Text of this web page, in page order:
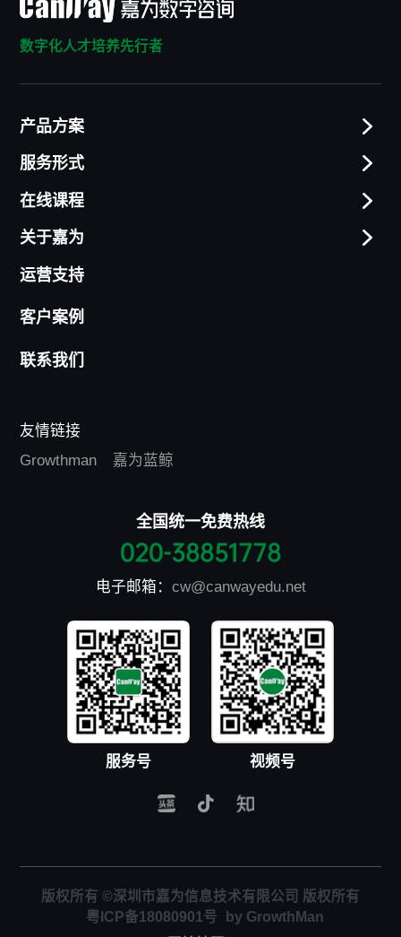
数字化人才培养先行者
产品方案
服务形式
在线课程
关于嘉为
运营支持
客户案例
联系我们
友情链接
Growthman
嘉为蓝鲸
全国统一免费热线
020-38851778
电子邮箱： cw@canwayedu.net
服务号 视频号
版权所有 ©深圳市嘉为信息技术有限公司 版权所有
粤ICP备18080901号
by GrowthMan